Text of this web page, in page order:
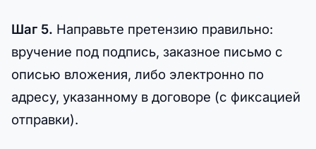
Шаг 5. Направьте претензию правильно:
вручение под подпись, заказное письмо с
описью вложения, либо электронно по
адресу, указанному в договоре (с фиксацией
отправки).